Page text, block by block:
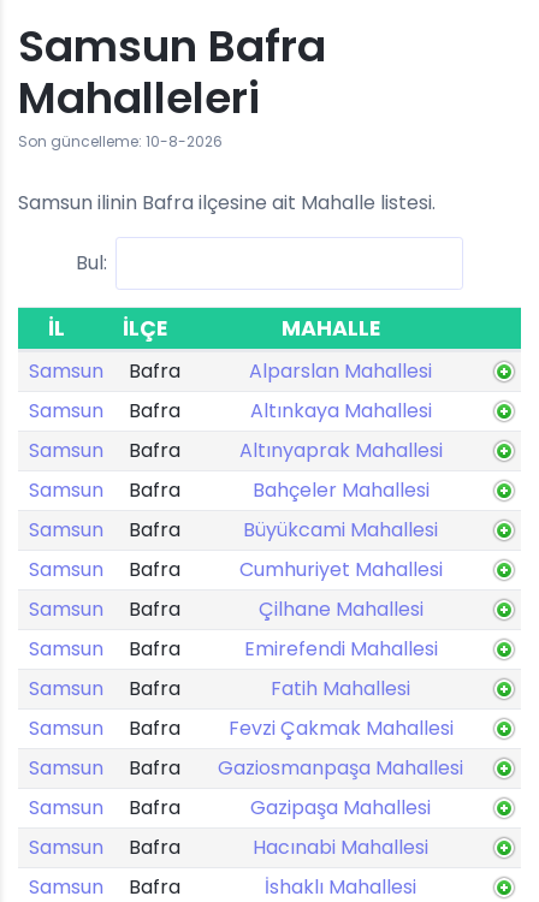
Samsun Bafra
Mahalleleri
Son güncelleme: 10-8-2026
Samsun ilinin Bafra ilçesine ait Mahalle listesi.
Bul:
İL İLÇE MAHALLE
Samsun Bafra
Alparslan Mahallesi
Samsun
Bafra
Altınkaya Mahallesi
Samsun
Bafra
Altınyaprak Mahallesi
Samsun
Bafra
Bahçeler Mahallesi
Samsun
Bafra
Büyükcami Mahallesi
Samsun
Bafra
Cumhuriyet Mahallesi
Samsun
Bafra
Çilhane Mahallesi
Samsun
Bafra
Emirefendi Mahallesi
Samsun
Bafra
Fatih Mahallesi
Samsun
Bafra
Fevzi Çakmak Mahallesi
Samsun
Bafra
Gaziosmanpaşa Mahallesi
Samsun
Bafra
Gazipaşa Mahallesi
Samsun
Bafra
Hacınabi Mahallesi
Samsun
Bafra
İshaklı Mahallesi